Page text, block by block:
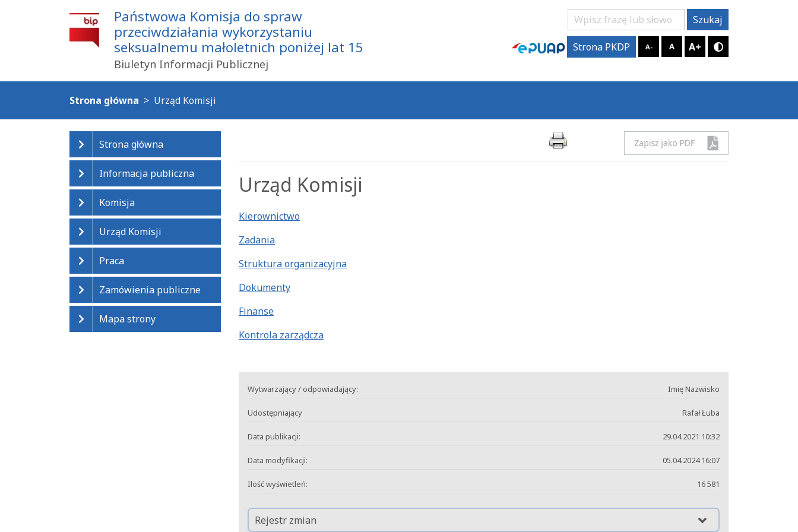
Państwowa Komisja do spraw
przeciwdziałania wykorzystaniu
seksualnemu małoletnich poniżej lat 15
Biuletyn Informacji Publicznej
Szukaj Szukaj
Strona PKDP A- A A+ Tryb
Strona główna Urząd Komisji
Strona główna
Informacja publiczna
Komisja
Urząd Komisji
Praca
Zamówienia publiczne
Mapa strony
Urząd Komisji
Kierownictwo
Zadania
Struktura organizacyjna
Dokumenty
Finanse
Kontrola zarządcza
Wytwarzający / odpowiadający: Imię Nazwisko
Udostępniający Rafał Łuba
Data publikacji: 29.04.2021 10:32
Data modyfikacji: 05.04.2024 16:07
Ilość wyświetleń: 16 581
Rejestr zmian